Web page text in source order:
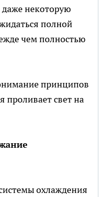
некоторую
полной
чем полностью
принципов
проливает свет на
охлаждения